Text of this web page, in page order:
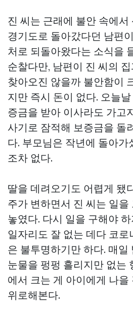
진 씨는 근래에 불안 속에서
경기도로 돌아갔다던 남편
처로 되돌아왔다는 소식을
순찰다만, 남편이 진 씨의
찾아오진 않을까 불안함이
지만 즉시 돈이 없다. 오늘
증금을 받아 이사라도 가고
사기로 잠적해 보증금을 돌
다. 부모님은 작년에 돌아가
조차 없다.
딸을 데려오기도 어렵게 됐
주가 변하면서 진 씨는 일을
놓였다. 다시 일을 구해야
일자리도 잘 없는 데다 코로
은 불투명하기만 하다. 매일
눈물을 펑펑 흘리지만 없는
에서 크는 게 아이에게 나
위로해본다.